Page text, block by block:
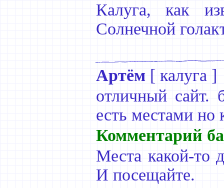
Калуга, как
Солнечной
Артём [ калуга ]
отличный сайт.
есть местами но
Комментарий
Места какой-то
И посещайте.